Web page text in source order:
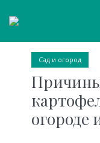
Сад и огород
огороде